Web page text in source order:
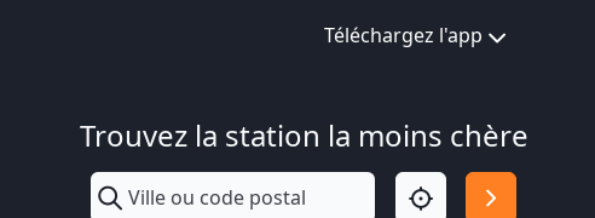
Téléchargez l'app
Trouvez la station la moins chère